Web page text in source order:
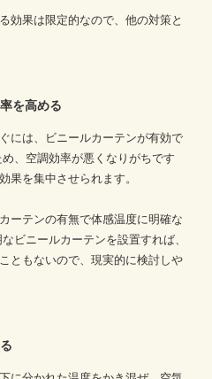
効果は限定的なので、他の対策と
を高める
には、ビニールカーテンが有効で
、空調効率が悪くなりがちです
果を集中させられます。
ーテンの有無で体感温度に明確な
ビニールカーテンを設置すれば、
ともないので、現実的に検討しや